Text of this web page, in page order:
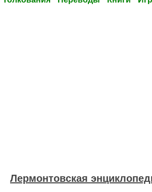
Лермонтовская